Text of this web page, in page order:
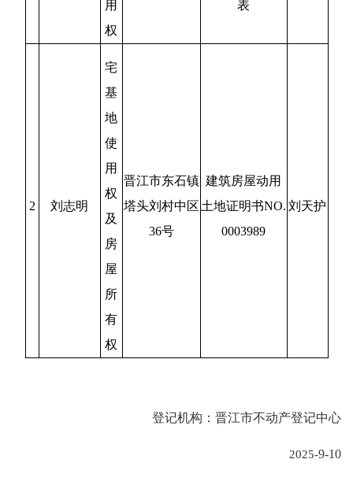
用
权
表
2 刘志明
宅
基
地
使
用
权
及
房
屋
所
有
权
晋江市东石镇
塔头刘村中区
36号
建筑房屋动用
土地证明书NO.
0003989
刘天护
登记机构：晋江市不动产登记中心
2025-9-10